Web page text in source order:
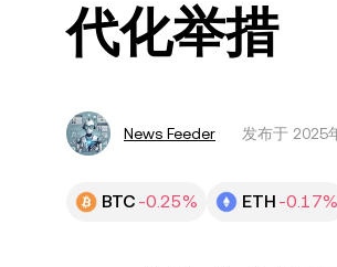
代化举措
News Feeder 发布于 2025
BTC -0.25% ETH -0.17%